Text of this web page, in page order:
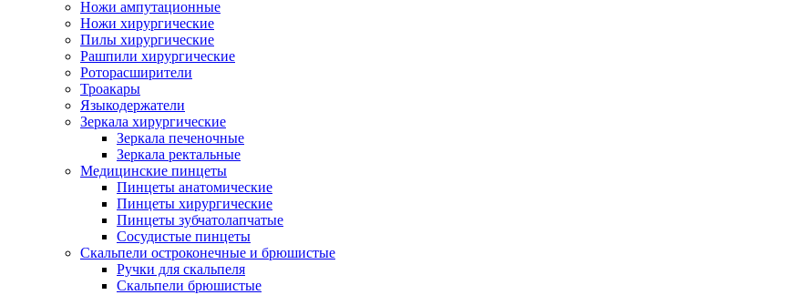
Ножи ампутационные
Ножи хирургические
Пилы хирургические
Рашпили хирургические
Роторасширители
Троакары
Языкодержатели
Зеркала хирургические
Зеркала печеночные
Зеркала ректальные
Медицинские пинцеты
Пинцеты анатомические
Пинцеты хирургические
Пинцеты зубчатолапчатые
Сосудистые пинцеты
Скальпели остроконечные и брюшистые
Ручки для скальпеля
Скальпели брюшистые